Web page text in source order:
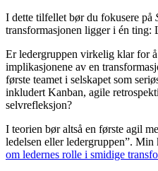
I dette tilfellet bør du fokusere på
transformasjonen ligger i én ting:
Er ledergruppen virkelig klar for å
implikasjonene av en
første teamet i selskapet som
inkludert Kanban, agile
selvrefleksjon?
I teorien bør altså en første agil
ledelsen eller ledergruppen”.
om ledernes rolle i smidige